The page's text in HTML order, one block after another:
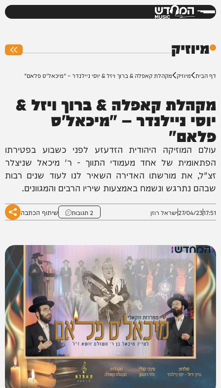
המחדש
מיוזיק
דף הבית מיוזיק מקהלת קאפלה & ברוך ויזל & יוסי ניילנדר – "מיכאל'ס פלאם"
מקהלת קאפלה & ברוך ויזל &
יוסי ניילנדר – "מיכאל'ס
פלאם"
עולם המוזיקה היהודית הזדעזע לפני כשבוע בפטירתו
הפתאומית של אחד מעמודי התווך - ר' מיכאל שניצלר
זצ"ל, את מורשתו האדירה השאיר לנו לעוד שנים רבות
שבהם נתרגש ונשמח באמצעות שיריו הרבים והמגוונים.
17:51
27/04/23ישראל רוזן 2 תגובות שיתוף הכתבה